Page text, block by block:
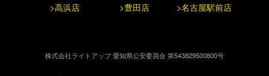
>高浜店 >豊田店 >名古屋駅前店
株式会社ライトアップ 愛知県公安委員会 第543829500800号